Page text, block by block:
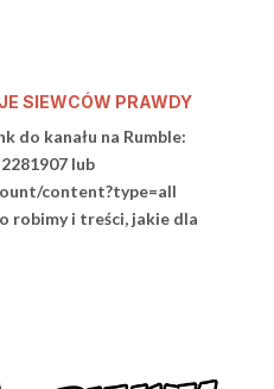
SIEWCÓW PRAWDY
do kanału na Rumble:
lub
content?type=all
robimy i treści, jakie dla